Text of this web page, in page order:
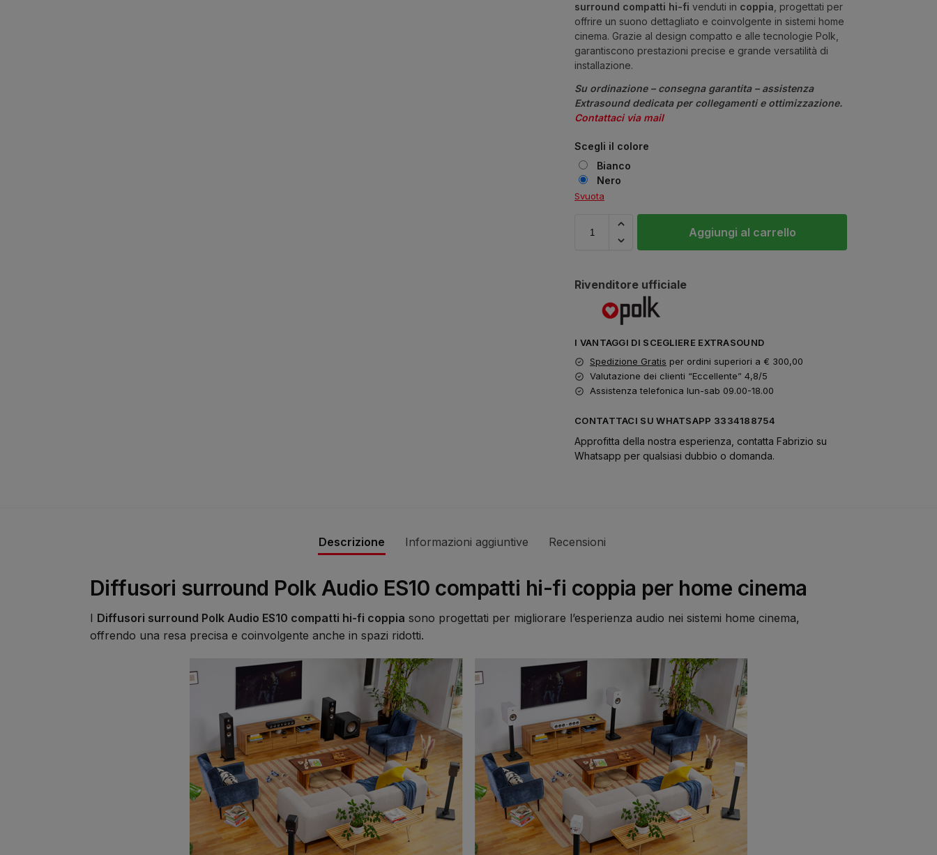
surround compatti hi-fi venduti in coppia , progettati per
offrire un suono dettagliato e coinvolgente in sistemi home
cinema. Grazie al design compatto e alle tecnologie Polk,
garantiscono prestazioni precise e grande versatilità di
installazione.
Su ordinazione – consegna garantita – assistenza
Extrasound dedicata per collegamenti e ottimizzazione.
Contattaci via mail
Scegli il colore
Bianco
Nero
Svuota
Aggiungi al carrello
Rivenditore ufficiale
I VANTAGGI DI SCEGLIERE EXTRASOUND
Spedizione Gratis per ordini superiori a € 300,00
Valutazione dei clienti “Eccellente” 4,8/5
Assistenza telefonica lun-sab 09.00-18.00
CONTATTACI SU WHATSAPP 3334188754
Approfitta della nostra esperienza, contatta Fabrizio su
Whatsapp per qualsiasi dubbio o domanda.
Descrizione Informazioni aggiuntive Recensioni
Diffusori surround Polk Audio ES10 compatti hi-fi coppia per home cinema
I Diffusori surround Polk Audio ES10 compatti hi-fi coppia sono progettati per migliorare l’esperienza audio nei sistemi home cinema,
offrendo una resa precisa e coinvolgente anche in spazi ridotti.